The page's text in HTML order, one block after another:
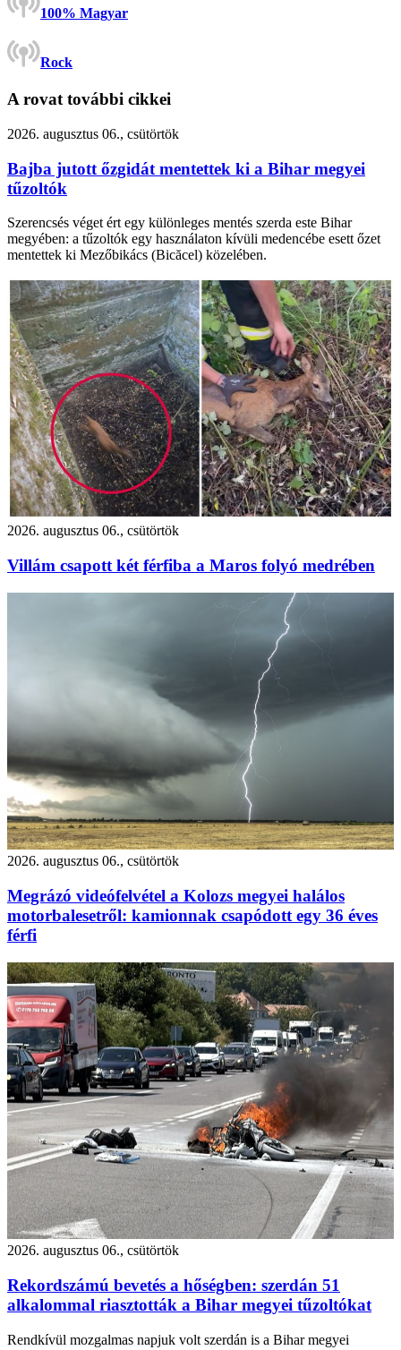
100% Magyar
Rock
A rovat további cikkei
2026. augusztus 06., csütörtök
Bajba jutott őzgidát mentettek ki a Bihar megyei
tűzoltók
Szerencsés véget ért egy különleges mentés szerda este Bihar
megyében: a tűzoltók egy használaton kívüli medencébe esett őzet
mentettek ki Mezőbikács (Bicăcel) közelében.
2026. augusztus 06., csütörtök
Villám csapott két férfiba a Maros folyó medrében
2026. augusztus 06., csütörtök
Megrázó videófelvétel a Kolozs megyei halálos
motorbalesetről: kamionnak csapódott egy 36 éves
férfi
2026. augusztus 06., csütörtök
Rekordszámú bevetés a hőségben: szerdán 51
alkalommal riasztották a Bihar megyei tűzoltókat
Rendkívül mozgalmas napjuk volt szerdán is a Bihar megyei